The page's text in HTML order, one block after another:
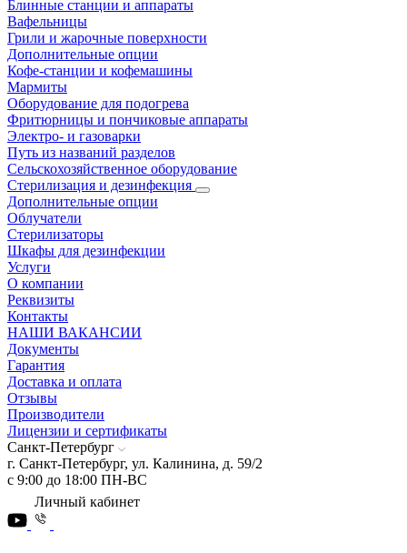
Блинные станции и аппараты
Вафельницы
Грили и жарочные поверхности
Дополнительные опции
Кофе-станции и кофемашины
Мармиты
Оборудование для подогрева
Фритюрницы и пончиковые аппараты
Электро- и газоварки
Путь из названий разделов
Сельскохозяйственное оборудование
Стерилизация и дезинфекция
Дополнительные опции
Облучатели
Стерилизаторы
Шкафы для дезинфекции
Услуги
О компании
Реквизиты
Контакты
НАШИ ВАКАНСИИ
Документы
Гарантия
Доставка и оплата
Отзывы
Производители
Лицензии и сертификаты
Санкт-Петербург
г. Санкт-Петербург, ул. Калинина, д. 59/2
с 9:00 до 18:00 ПН-ВС
Личный кабинет